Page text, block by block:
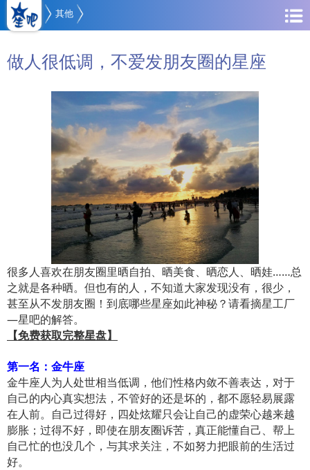
其他
做人很低调，不爱发朋友圈的星座
很多人喜欢在朋友圈里晒自拍、晒美食、晒恋人、晒娃……总
之就是各种晒。但也有的人，不知道大家发现没有，很少，
甚至从不发朋友圈！到底哪些星座如此神秘？请看摘星工厂
—星吧的解答。
【免费获取完整星盘】
第一名：金牛座
金牛座人为人处世相当低调，他们性格内敛不善表达，对于
自己的内心真实想法，不管好的还是坏的，都不愿轻易展露
在人前。自己过得好，四处炫耀只会让自己的虚荣心越来越
膨胀；过得不好，即使在朋友圈诉苦，真正能懂自己、帮上
自己忙的也没几个，与其求关注，不如努力把眼前的生活过
好。